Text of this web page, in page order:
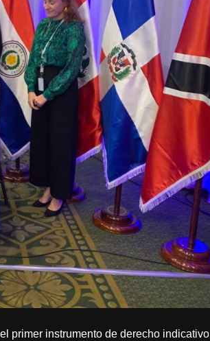
primer instrumento de derecho indicativo